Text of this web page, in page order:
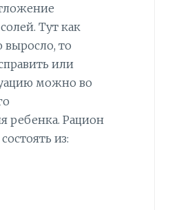
Тут как
выросло, то
или
можно во
ребенка. Рацион
из: